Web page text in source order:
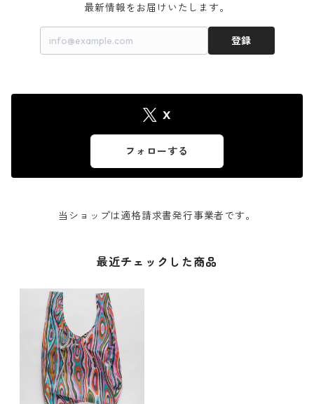
最新情報をお届けいたします。
登録
X
フォローする
当ショップは適格請求書発行事業者です。
最近チェックした商品